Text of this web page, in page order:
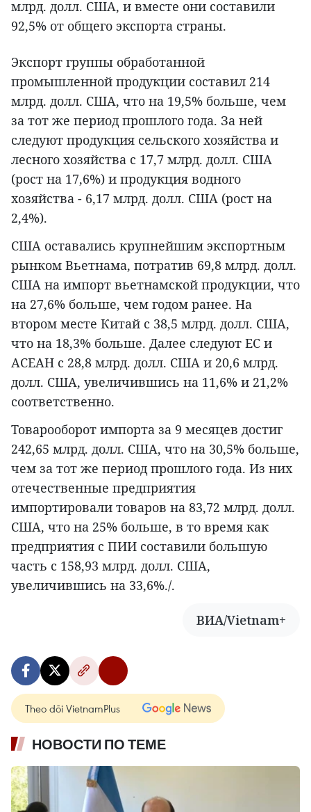
млрд. долл. США, и вместе они составили
92,5% от общего экспорта страны.
Экспорт группы обработанной
промышленной продукции составил 214
млрд. долл. США, что на 19,5% больше, чем
за тот же период прошлого года. За ней
следуют продукция сельского хозяйства и
лесного хозяйства с 17,7 млрд. долл. США
(рост на 17,6%) и продукция водного
хозяйства - 6,17 млрд. долл. США (рост на
2,4%).
США оставались крупнейшим экспортным
рынком Вьетнама, потратив 69,8 млрд. долл.
США на импорт вьетнамской продукции, что
на 27,6% больше, чем годом ранее. На
втором месте Китай с 38,5 млрд. долл. США,
что на 18,3% больше. Далее следуют ЕС и
АСЕАН с 28,8 млрд. долл. США и 20,6 млрд.
долл. США, увеличившись на 11,6% и 21,2%
соответственно.
Товарооборот импорта за 9 месяцев достиг
242,65 млрд. долл. США, что на 30,5% больше,
чем за тот же период прошлого года. Из них
отечественные предприятия
импортировали товаров на 83,72 млрд. долл.
США, что на 25% больше, в то время как
предприятия с ПИИ составили большую
часть с 158,93 млрд. долл. США,
увеличившись на 33,6%./.
ВИА/Vietnam+
Theo dõi VietnamPlus
НОВОСТИ ПО ТЕМЕ